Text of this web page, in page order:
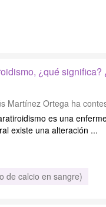
¿qué significa?
Martínez Ortega ha
es una
existe una alteración ...
de calcio en sangre)